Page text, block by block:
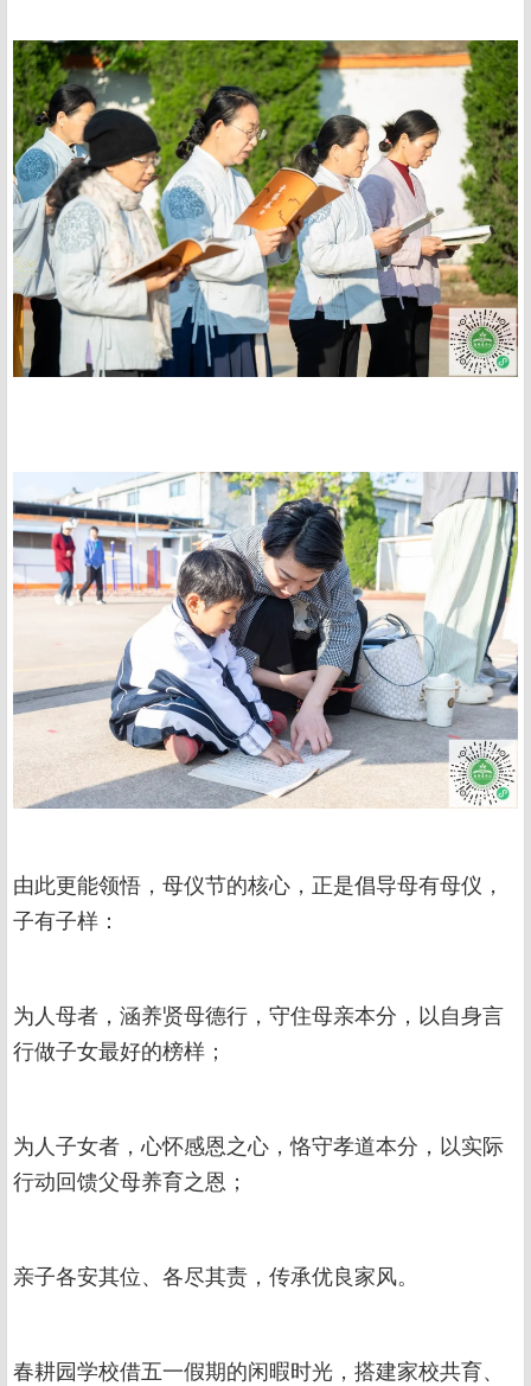
由此更能领悟，母仪节的核心，正是倡导母有母仪，
子有子样：
为人母者，涵养贤母德行，守住母亲本分，以自身言
行做子女最好的榜样；
为人子女者，心怀感恩之心，恪守孝道本分，以实际
行动回馈父母养育之恩；
亲子各安其位、各尽其责，传承优良家风。
春耕园学校借五一假期的闲暇时光，搭建家校共育、